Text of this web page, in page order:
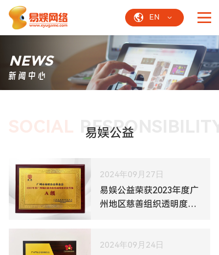
EN
NEWS
新闻中心
易娱公益
SOCIAL
2024年09月27日
易娱公益荣获2023年度广
州地区慈善组织透明度评
2024年09月24日